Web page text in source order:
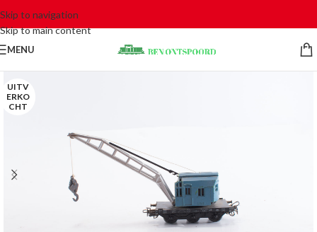
Skip to navigation
Skip to main content
MENU
UITV
ERKO
CHT